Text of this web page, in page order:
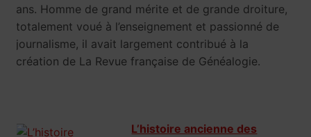
ans. Homme de grand mérite et de grande droiture,
totalement voué à l’enseignement et passionné de
journalisme, il avait largement contribué à la
création de La Revue française de Généalogie.
L’histoire ancienne des